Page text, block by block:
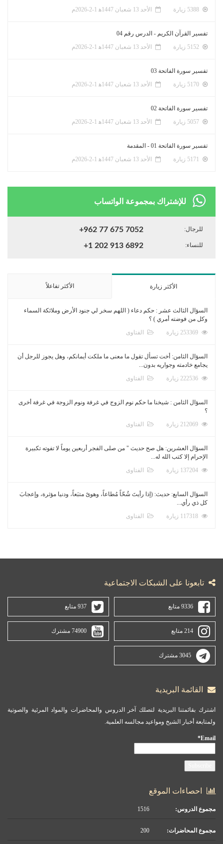
الأحد 13 شعبان 1447ﻫ 1-2-2026م
تفسير القرآن الكريم - الدرس رقم 04
الأحد 13 شعبان 1447ﻫ 1-2-2026م
تفسير سورة الفاتحة 03
الأحد 13 شعبان 1447ﻫ 1-2-2026م
تفسير سورة الفاتحة 02
الأحد 13 شعبان 1447ﻫ 1-2-2026م
تفسير سورة الفاتحة 01 - المقدمة
الأحد 13 شعبان 1447ﻫ 1-2-2026م
للإشتراك بمجموعة الواتساب
للرجال: +962 77 675 7052
للنساء: +1 202 913 6892
الأكثر زيارة الأكثر تفاعلاً
السؤال الثالث عشر : حكم دعاء ( اللهم سخر لي جنود الأرض وملائكة السماء
وكل من فوضته أمري ) ؟
الفتاوى
السؤال الثامن: أخت تسأل تقول ما معنى ما ملكت أيمانكم، وهل يجوز للرجل أن
يجامع خادمته وجواريه بدون...
الفتاوى
السؤال الثامن : شيخنا ما حكم نوم الزوج في غرفة ونوم الزوجة في غرفة أخرى
؟
الفتاوى
السؤال العشرين: هل صح حديث " من صلى الفجر أربعين يوماً لا تفوته تكبيرة
الإحرام إلا كتب الله له...
الفتاوى
السؤال السابع: حديث: (إذا رأيتَ شُحّاً مُطاعاً، وهوىً متبَعاً، ودنيا مؤثرة، وإعجابَ
كل ذي رأي...
الفتاوى
تابعونا على الشبكات الاجتماعية
9336 متابع 937 متابع
214 متابع 74900 مشترك
3045 مشترك
القائمة البريدية
اشترك بقائمتنا البريدية لتصلك آخر الدروس والمحاضرات والمواد المرئية والصوتية
ولمتابعة أخبار الشيخ ومواعيد مجالسه العلمية.
Email*
احصاءات الموقع
مجموع الدروس:
مجموع المحاضرات: